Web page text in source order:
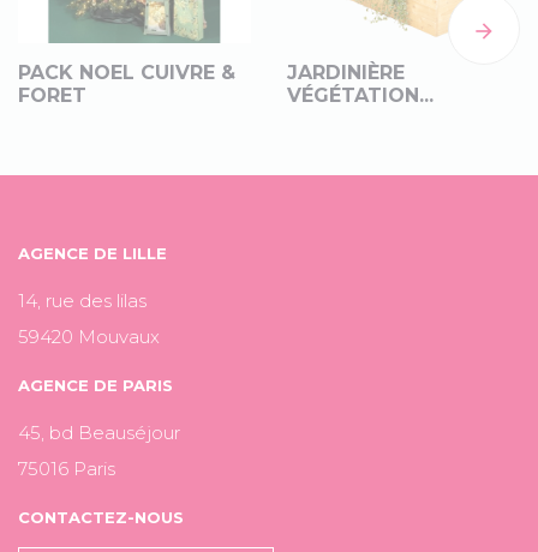
JARDINIÈRE
VÉGÉTATION...
JARDINIÈRE
VÉGÉTATION...

AGENCE DE LILLE
14, rue des lilas
59420 Mouvaux
AGENCE DE PARIS
45, bd Beauséjour
75016 Paris
CONTACTEZ-NOUS